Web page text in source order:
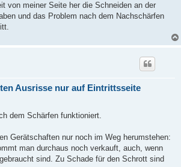
von meiner Seite her die Schneiden an der
und das Problem nach dem Nachschärfen
Ausrisse nur auf Eintrittsseite
dem Schärfen funktioniert.
Gerätschaften nur noch im Weg herumstehen:
man durchaus noch verkauft, auch, wenn
sind. Zu Schade für den Schrott sind